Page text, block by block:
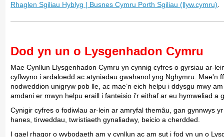
Rhaglen Sgiliau Hyblyg | Busnes Cymru Porth Sgiliau (llyw.cymru)
Dod yn un o Lysgenhadon Cymru
Mae Cynllun Llysgenhadon Cymru yn cynnig cyfres o gyrsiau ar-
cyflwyno i ardaloedd ac atyniadau gwahanol yng Nghymru. Mae'n
nodweddion unigryw pob lle, ac mae’n eich helpu i ddysgu mwy
amdani er mwyn helpu eraill i fanteisio i’r eithaf ar eu hymweliad a
Cynigir cyfres o fodiwlau ar-lein ar amryfal themâu, gan gynnwys
hanes, tirweddau, twristiaeth gynaliadwy, beicio a cherdded.
I gael rhagor o wybodaeth am y cynllun ac am sut i fod yn un o